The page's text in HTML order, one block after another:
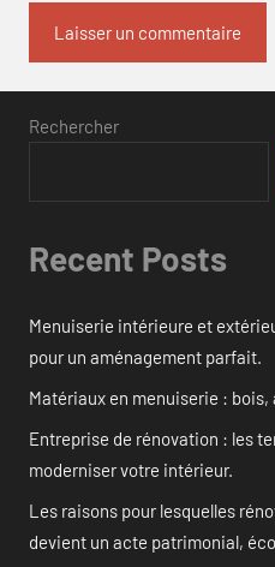
Rechercher
Recent Posts
Menuiserie intérieure et
pour un aménagement parfait.
Matériaux en menuiserie : bois,
Entreprise de rénovation : les
moderniser votre intérieur.
Les raisons pour lesquelles
devient un acte patrimonial,